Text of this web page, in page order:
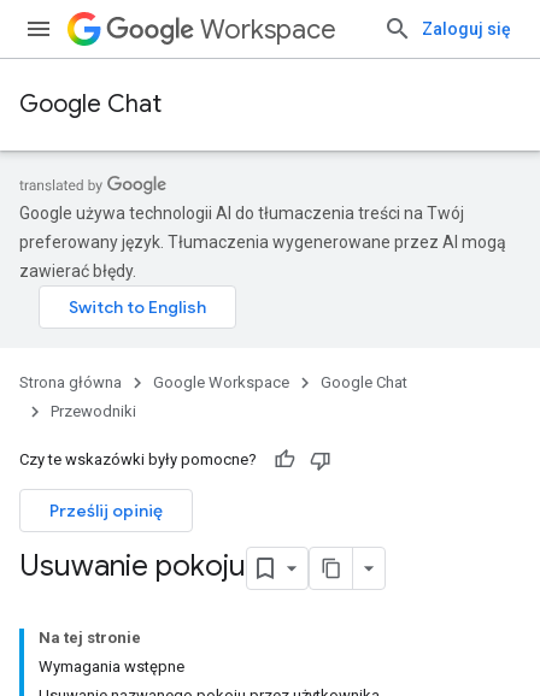
Workspace Zaloguj się
Google Chat
Google używa technologii AI do tłumaczenia treści na Twój
preferowany język. Tłumaczenia wygenerowane przez AI mogą
zawierać błędy.
Strona główna Google Workspace
Google Chat
Przewodniki
Czy te wskazówki były pomocne?
Prześlij opinię
Usuwanie pokoju
Na tej stronie
Wymagania wstępne